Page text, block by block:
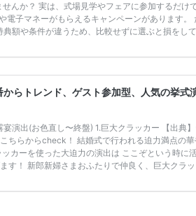
んか？ 実は、式場見学やフェアに参加するだけ
電子マネーがもらえるキャンペーンがあります。
典額や条件が違うため、比較せずに選ぶと損をし
グを公開！ 比較サイト：プラコレ、ゼクシィ、
ウェディング診断」か、体験型 […]続きを読む
からトレンド、ゲスト参加型、人気の挙式
演出(お色直し〜終盤) 1.巨大クラッカー 【出典】
ちらからcheck！ 結婚式で行われる迫力満点の
カーを使った大迫力の演出は ここぞという時に
す！ 新郎新婦さまおふたりで仲良く、巨大クラッ
こちらからcheck！ ビールサーブとは、披露宴